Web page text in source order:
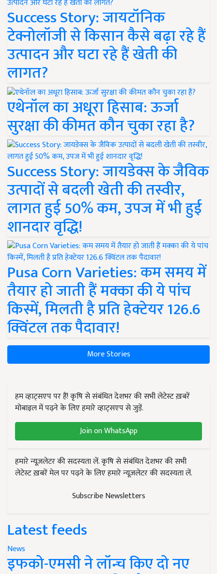
Success Story: जायटॉनिक
टेक्नोलॉजी से किसान कैसे बढ़ा रहे हैं
उत्पादन और घटा रहे हैं खेती की
लागत?
एथेनॉल का अधूरा हिसाब: ऊर्जा
सुरक्षा की कीमत कौन चुका रहा है?
Success Story: जायडेक्स के जैविक
उत्पादों से बदली खेती की तस्वीर,
लागत हुई 50% कम, उपज में भी हुई
शानदार वृद्धि!
Pusa Corn Varieties: कम समय में
तैयार हो जाती हैं मक्का की ये पांच
किस्में, मिलती है प्रति हेक्टेयर 126.6
क्विंटल तक पैदावार!
More Stories
हम व्हाट्सएप पर हैं! कृषि से संबंधित देशभर की सभी लेटेस्ट ख़बरें
मोबाइल में पढ़ने के लिए हमारे व्हाट्सएप से जुड़ें.
Join on WhatsApp
हमारे न्यूज़लेटर की सदस्यता लें. कृषि से संबंधित देशभर की सभी
लेटेस्ट ख़बरें मेल पर पढ़ने के लिए हमारे न्यूज़लेटर की सदस्यता लें.
Subscribe Newsletters
Latest feeds
News
इफको-एमसी ने लॉन्च किए दो नए